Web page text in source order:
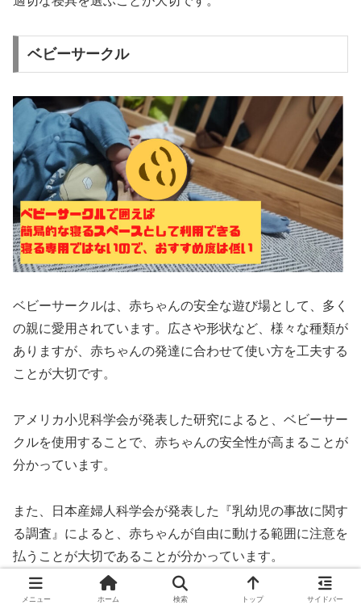
ベビーサークル
ベビーサークルは、赤ちゃんの安全な遊び場として、多く
の親に愛用されています。広さや形状など、様々な種類が
ありますが、赤ちゃんの発達に合わせて使い方を工夫する
ことが大切です。
アメリカ小児科学会が発表した研究によると、ベビーサー
クルを使用することで、赤ちゃんの安全性が高まることが
分かっています。
また、日本産婦人科学会が発表した『乳幼児の事故に関す
る調査』によると、赤ちゃんが自由に動ける範囲に注意を
払うことが大切であることが分かっています。
ベビーサークルの種類は様々ですが、代表的なものとし
メニュー ホーム 検索 トップ サイドバー